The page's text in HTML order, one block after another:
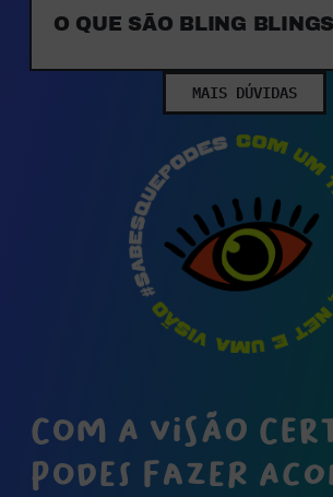
O QUE SÃO BLING
MAIS DÚVIDAS
COM A VISÃO
PODES FAZER